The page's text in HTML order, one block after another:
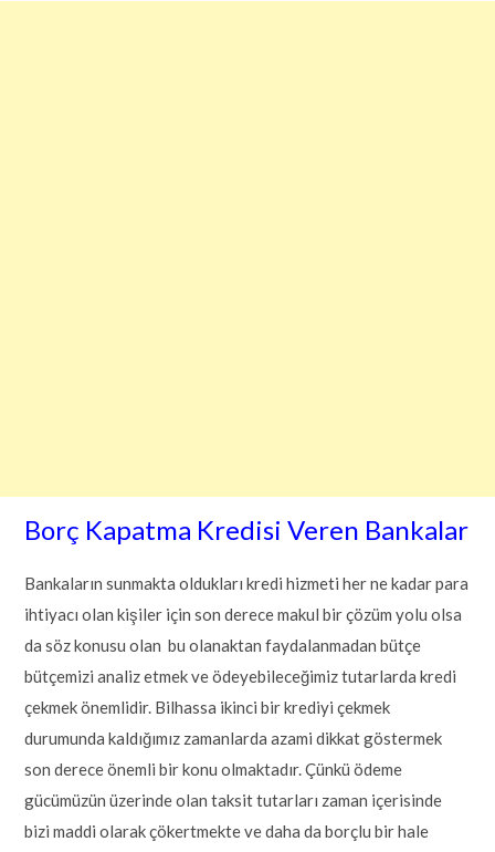
Borç Kapatma Kredisi Veren Bankalar
Bankaların sunmakta oldukları kredi hizmeti her ne kadar para
ihtiyacı olan kişiler için son derece makul bir çözüm yolu olsa
da söz konusu olan bu olanaktan faydalanmadan bütçe
bütçemizi analiz etmek ve ödeyebileceğimiz tutarlarda kredi
çekmek önemlidir. Bilhassa ikinci bir krediyi çekmek
durumunda kaldığımız zamanlarda azami dikkat göstermek
son derece önemli bir konu olmaktadır. Çünkü ödeme
gücümüzün üzerinde olan taksit tutarları zaman içerisinde
bizi maddi olarak çökertmekte ve daha da borçlu bir hale